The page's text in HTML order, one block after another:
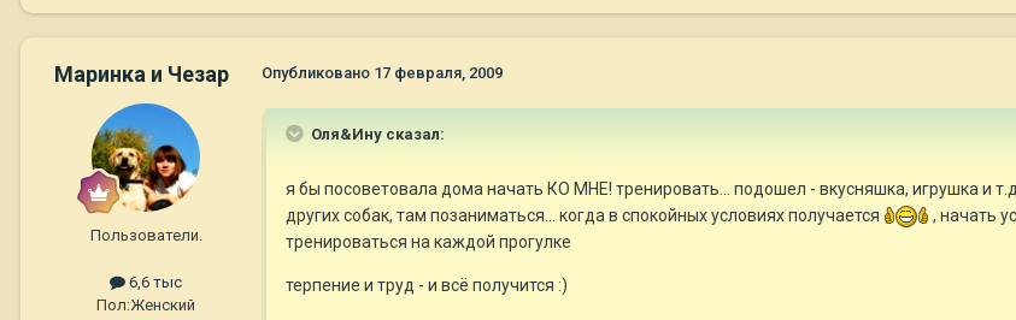
Маринка и Чезар
Пользователи.
6,6 тыс
Пол:Женский
Опубликовано 17 февраля, 2009
Оля&Ину сказал:
я бы посоветовала дома начать КО МНЕ! тренировать... подошел - вкусняшка, игрушка и
других собак, там позаниматься... когда в спокойных условиях получается
, начать
тренироваться на каждой прогулке
терпение и труд - и всё получится :)